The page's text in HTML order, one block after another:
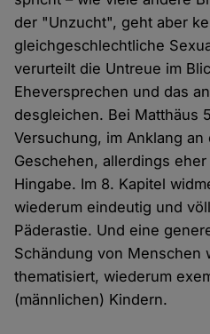
der "Unzucht", geht aber
gleichgeschlechtliche
verurteilt die Untreue im
Eheversprechen und das
desgleichen. Bei Matthäus
Versuchung, im Anklang an
Geschehen, allerdings
Hingabe. Im 8. Kapitel
wiederum eindeutig und
Päderastie. Und eine
Schändung von Menschen
thematisiert, wiederum
(männlichen) Kindern.